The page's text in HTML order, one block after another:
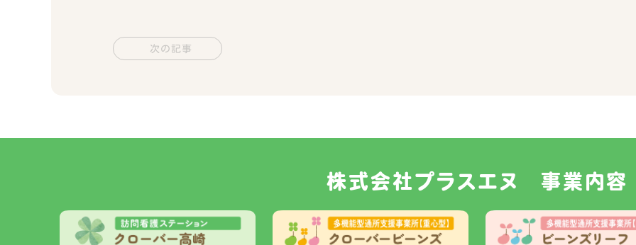
次の記事
株式会社プラスエヌ 事業内容